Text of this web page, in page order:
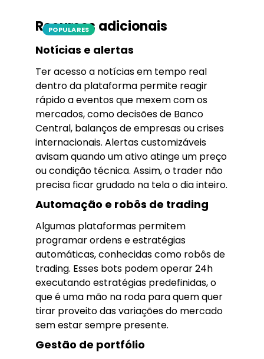
POPULARES
Recursos adicionais
Notícias e alertas
Ter acesso a notícias em tempo real
dentro da plataforma permite reagir
rápido a eventos que mexem com os
mercados, como decisões de Banco
Central, balanços de empresas ou crises
internacionais. Alertas customizáveis
avisam quando um ativo atinge um preço
ou condição técnica. Assim, o trader não
precisa ficar grudado na tela o dia inteiro.
Automação e robôs de trading
Algumas plataformas permitem
programar ordens e estratégias
automáticas, conhecidas como robôs de
trading. Esses bots podem operar 24h
executando estratégias predefinidas, o
que é uma mão na roda para quem quer
tirar proveito das variações do mercado
sem estar sempre presente.
Gestão de portfólio